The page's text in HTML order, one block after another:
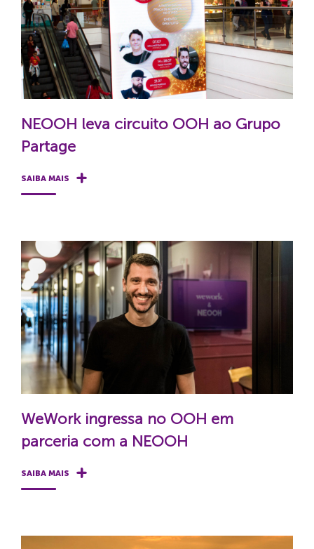
NEOOH leva circuito OOH ao Grupo
Partage
SAIBA MAIS
WeWork ingressa no OOH em
parceria com a NEOOH
SAIBA MAIS